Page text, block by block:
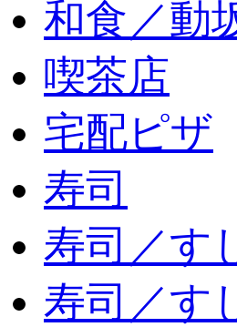
和食／動
喫茶店
宅配ピザ
寿司
寿司／す
寿司／す